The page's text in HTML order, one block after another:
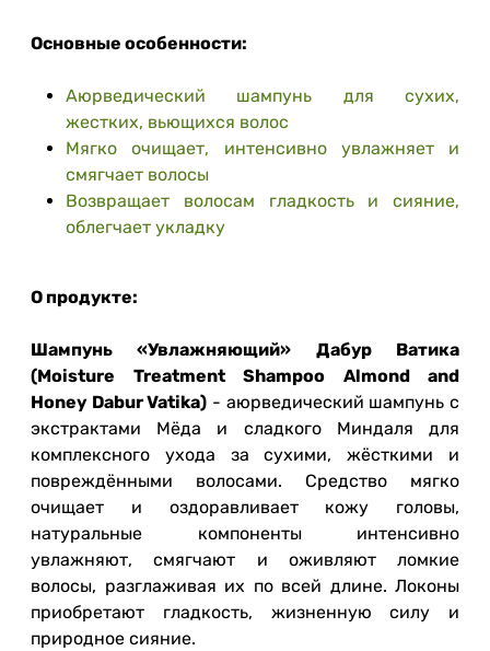
Основные особенности:
Аюрведический шампунь для сухих,
жестких, вьющихся волос
Мягко очищает, интенсивно увлажняет и
смягчает волосы
Возвращает волосам гладкость и сияние,
облегчает укладку
О продукте:
Шампунь «Увлажняющий» Дабур Ватика
(Moisture Treatment Shampoo Almond and
Honey Dabur Vatika) - аюрведический шампунь с
экстрактами Мёда и сладкого Миндаля для
комплексного ухода за сухими, жёсткими и
повреждёнными волосами. Средство мягко
очищает и оздоравливает кожу головы,
натуральные компоненты интенсивно
увлажняют, смягчают и оживляют ломкие
волосы, разглаживая их по всей длине. Локоны
приобретают гладкость, жизненную силу и
природное сияние.